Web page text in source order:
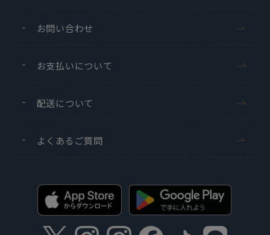
お問い合わせ
お支払いについて
配送について
よくあるご質問